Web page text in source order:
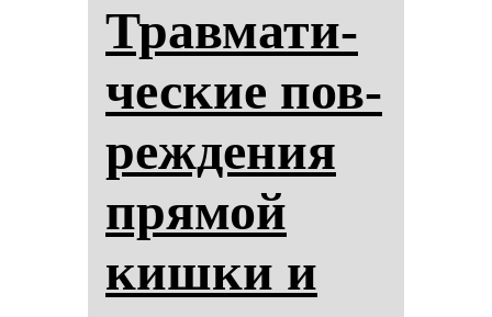
Трав­ма­ти­
чес­кие пов­
реж­де­ния
пря­мой
киш­ки и